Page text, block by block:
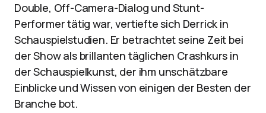
Double, Off-Camera-Dialog und Stunt-
Performer tätig war, vertiefte sich Derrick in
Schauspielstudien. Er betrachtet seine Zeit bei
der Show als brillanten täglichen Crashkurs in
der Schauspielkunst, der ihm unschätzbare
Einblicke und Wissen von einigen der Besten der
Branche bot.